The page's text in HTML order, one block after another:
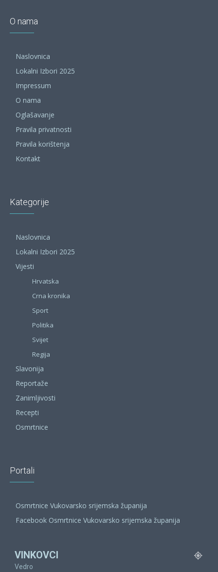
O nama
Naslovnica
Lokalni Izbori 2025
Impressum
O nama
Oglašavanje
Pravila privatnosti
Pravila korištenja
Kontakt
Kategorije
Naslovnica
Lokalni Izbori 2025
Vijesti
Hrvatska
Crna kronika
Sport
Politika
Svijet
Regija
Slavonija
Reportaže
Zanimljivosti
Recepti
Osmrtnice
Portali
Osmrtnice Vukovarsko srijemska županija
Facebook Osmrtnice Vukovarsko srijemska županija
VINKOVCI
Vedro